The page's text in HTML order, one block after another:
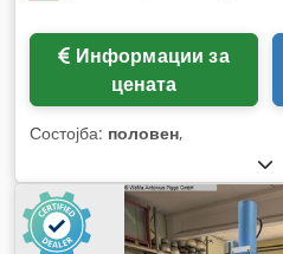
цената
Состојба: половен,